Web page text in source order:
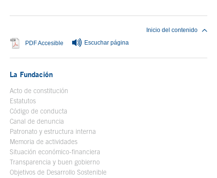
PDF Accesible Se abre en ventana nueva
Escuchar página
Inicio del contenido
La Fundación
Acto de constitución
Estatutos
Código de conducta
Canal de denuncia
Patronato y estructura interna
Memoria de actividades
Situación económico-financiera
Transparencia y buen gobierno
Objetivos de Desarrollo Sostenible